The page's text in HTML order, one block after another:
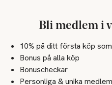
Bli medlem i
10% på ditt första köp
Bonus på alla köp
Bonuscheckar
Personliga & unika